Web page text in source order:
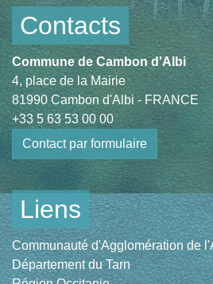
Contacts
Commune de Cambon d'Albi
4, place de la Mairie
81990 Cambon d'Albi - FRANCE
+33 5 63 53 00 00
Contact par formulaire
Liens
Communauté d'Agglomération de
Département du Tarn